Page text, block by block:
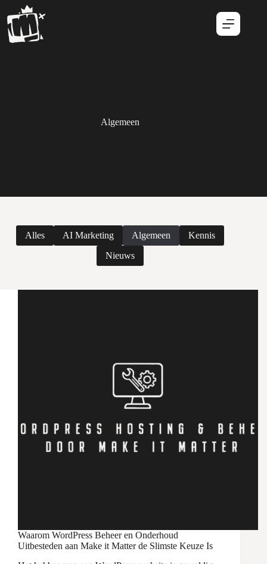
Algemeen
Alles AI Marketing Algemeen
Kennis
Nieuws
Waarom WordPress Beheer en Onderhoud
Uitbesteden aan Make it Matter de Slimste Keuze Is